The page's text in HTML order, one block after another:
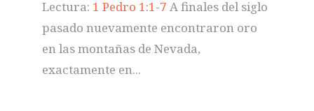
Lectura: 1 Pedro 1:1-7 A finales del siglo
pasado nuevamente encontraron oro
en las montañas de Nevada,
exactamente en...